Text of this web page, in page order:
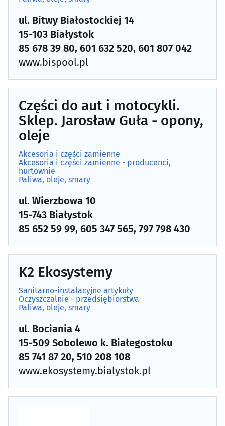
Kasacja, demontaż, złomowanie pojazdów
Klimatyzacja(15)
Kosmetyki i środki konserwujące(9)
Lakiery(15)
Mechanika pojazdowa(125)
Motocykle, skutery, quady
Myjnie(26)
Naczepy i przyczepy(5)
Opony, felgi(29)
Paliwa, oleje, smary(19)
Plandeki(4)
Regeneracja turbosprężarek
Samochody ciężarowe i dostawcze
Stacje kontroli pojazdów, diagnostyka
Stacje obsługi(19)
ul. Bitwy Białostockiej 14
15-103 Białystok
85 678 39 80, 601 632 520, 601 807 042
www.bispool.pl
Części do aut i motocykli.
Sklep. Jarosław Guła - opony,
oleje
Akcesoria i części zamienne
Akcesoria i części zamienne - producenci,
hurtownie
Paliwa, oleje, smary
ul. Wierzbowa 10
15-743 Białystok
85 652 59 99, 605 347 565, 797 798 430
K2 Ekosystemy
Sanitarno-instalacyjne artykuły
Oczyszczalnie - przedsiębiorstwa
Paliwa, oleje, smary
ul. Bociania 4
15-509 Sobolewo k. Białegostoku
85 741 87 20, 510 208 108
www.ekosystemy.bialystok.pl